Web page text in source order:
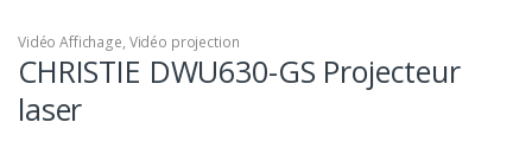
Vidéo Affichage, Vidéo projection
CHRISTIE DWU630-GS Projecteur
laser